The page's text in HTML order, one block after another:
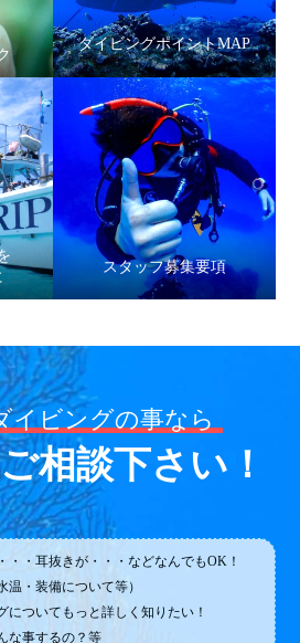
ダイビングポイントMAP
スタッフ募集要項
イビングの事なら
相談下さい！
・・耳抜きが・・・などなんでもOK！
温・装備について等）
についてもっと詳しく知りたい！
な事するの？等